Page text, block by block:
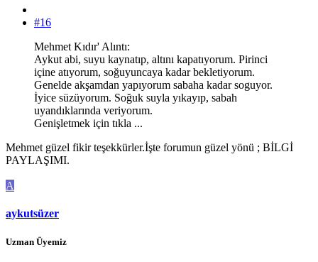
#16
Mehmet Kıdır' Alıntı:
Aykut abi, suyu kaynatıp, altını kapatıyorum. Pirinci
içine atıyorum, soğuyuncaya kadar bekletiyorum.
Genelde akşamdan yapıyorum sabaha kadar soguyor.
İyice süzüyorum. Soğuk suyla yıkayıp, sabah
uyandıklarında veriyorum.
Genişletmek için tıkla ...
Mehmet güzel fikir teşekkürler.İşte forumun güzel yönü ; BİLGİ
PAYLAŞIMI.
A
aykutsüzer
Uzman Üyemiz